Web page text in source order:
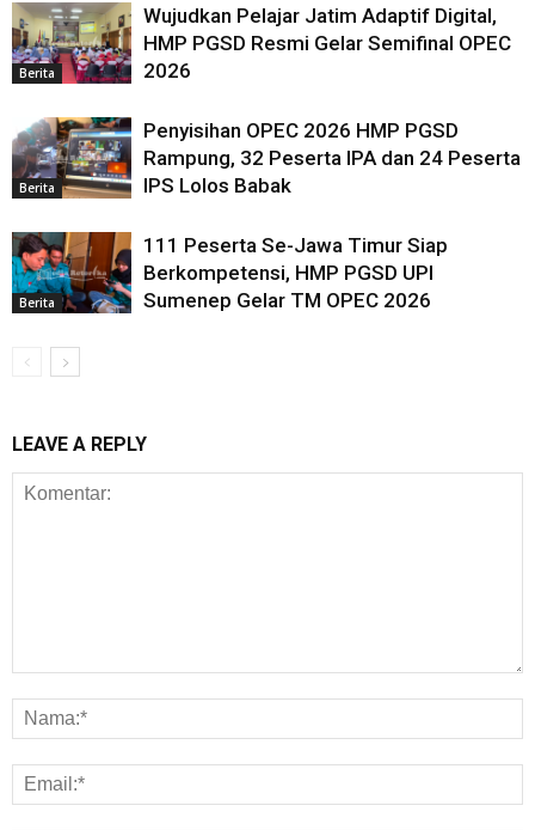
Berita
Wujudkan Pelajar Jatim Adaptif Digital,
HMP PGSD Resmi Gelar Semifinal OPEC
2026
Berita
Penyisihan OPEC 2026 HMP PGSD
Rampung, 32 Peserta IPA dan 24 Peserta
IPS Lolos Babak
Berita
111 Peserta Se-Jawa Timur Siap
Berkompetensi, HMP PGSD UPI
Sumenep Gelar TM OPEC 2026
LEAVE A REPLY